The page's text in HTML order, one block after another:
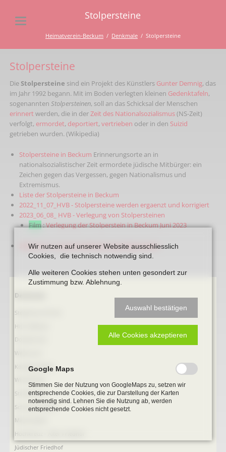
Stolpersteine
Heimatverein-Beckum Denkmale Stolpersteine
Stolpersteine
DieStolpersteine sind ein Projekt des Künstlers Gunter Demnig, das
im Jahr 1992 begann. Mit im Boden verlegten kleinen Gedenktafeln,
sogenannten Stolpersteinen, soll an das Schicksal der Menschen
erinnert werden, die in derZeit des Nationalsozialismus(NS-Zeit)
verfolgt, ermordet, deportiert, vertrieben oder in den Suizid
getrieben wurden. (Wikipedia)
Stolpersteine in Beckum Erinnerungsorte an in
nationalsozialistischer Zeit ermordete jüdische Mitbürger: ein
Zeichen gegen das Vergessen, gegen Nationalismus und
Extremismus.
Liste der Stolpersteine in Beckum
2022_11_07_HVB - Stolpersteine werden ergaenzt und korrigiert
2023_06_08_ HVB - Verlegung von Stolpersteinen
Film:Verlegung der Stolperstein in Beckum Juni 2023
2023_06_21_Auseinandersetzung Stolpersteine
Navigation
Denkmale
Stephanus-Kirche
Hist. Rathaus
Domitorium
Wehrturm
Köttings Mühle
Windmühle
Ständehaus
Schmiede Galen
Mariensäule
Hochkreuz - Alter Friedhof
Jüdischer Friedhof
Wir nutzen auf unserer Website ausschliesslich
Cookies, die technisch notwendig sind.
Alle weiteren Cookies stehen unten gesondert zur
Zustimmung bzw. Ablehnung.
Auswahl bestätigen
Alle Cookies akzeptieren
Google Maps
Stimmen Sie der Nutzung von GoogleMaps zu, setzen wir
entsprechende Cookies, die zur Darstellung der Karten
notwendig sind. Lehnen Sie die Nutzung ab, werden
entsprechende Cookies nicht gesetzt.